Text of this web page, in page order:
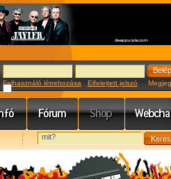
Felhasználó létrehozása Elfelejtett jelszó